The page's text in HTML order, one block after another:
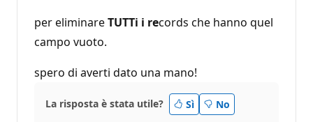
per eliminareTUTTi i records che hanno quel
campo vuoto.
spero di averti dato una mano!
La risposta è stata utile? Sì No